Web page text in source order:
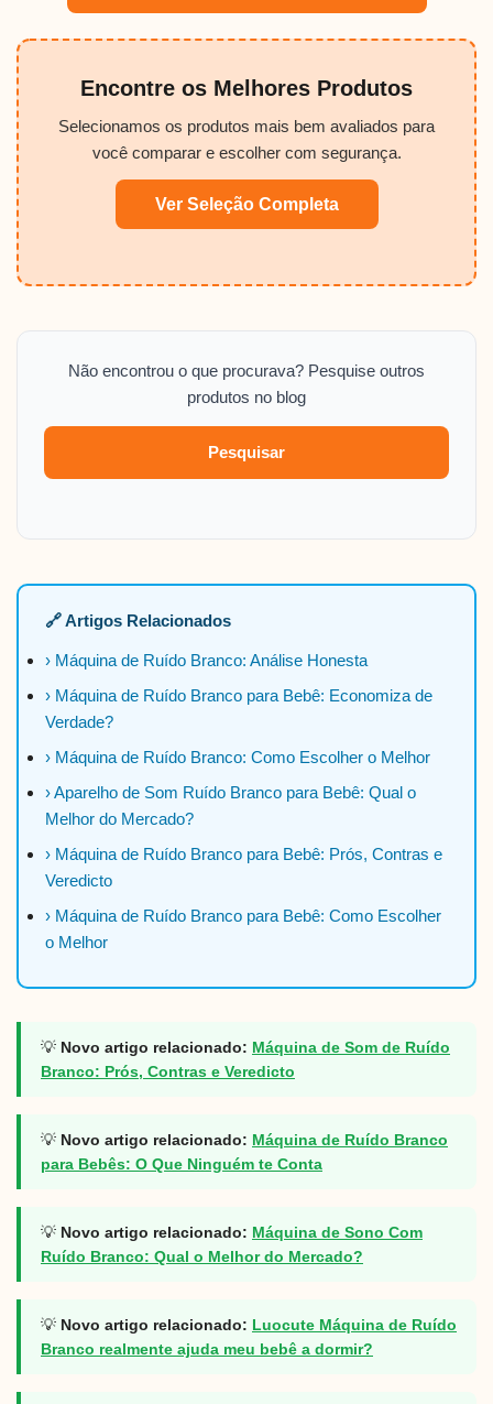
Encontre os Melhores Produtos
Selecionamos os produtos mais bem avaliados para
você comparar e escolher com segurança.
Ver Seleção Completa
Não encontrou o que procurava? Pesquise outros
produtos no blog
Pesquisar
🔗 Artigos Relacionados
› Máquina de Ruído Branco: Análise Honesta
› Máquina de Ruído Branco para Bebê: Economiza de
Verdade?
› Máquina de Ruído Branco: Como Escolher o Melhor
› Aparelho de Som Ruído Branco para Bebê: Qual o
Melhor do Mercado?
› Máquina de Ruído Branco para Bebê: Prós, Contras e
Veredicto
› Máquina de Ruído Branco para Bebê: Como Escolher
o Melhor
💡 Novo artigo relacionado: Máquina de Som de Ruído
Branco: Prós, Contras e Veredicto
💡 Novo artigo relacionado: Máquina de Ruído Branco
para Bebês: O Que Ninguém te Conta
💡 Novo artigo relacionado: Máquina de Sono Com
Ruído Branco: Qual o Melhor do Mercado?
💡 Novo artigo relacionado: Luocute Máquina de Ruído
Branco realmente ajuda meu bebê a dormir?